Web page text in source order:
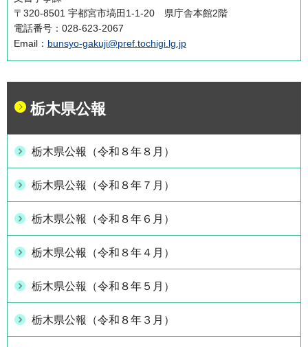
〒320-8501 宇都宮市塙田1-1-20 県庁舎本館2階
電話番号：028-623-2067
Email： bunsyo-gakuji@pref.tochigi.lg.jp
栃木県公報
栃木県公報（令和８年８月）
栃木県公報（令和８年７月）
栃木県公報（令和８年６月）
栃木県公報（令和８年４月）
栃木県公報（令和８年５月）
栃木県公報（令和８年３月）